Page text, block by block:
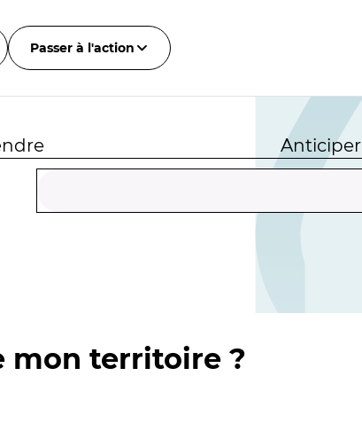
Passer à l'action
Anticiper
mon territoire ?